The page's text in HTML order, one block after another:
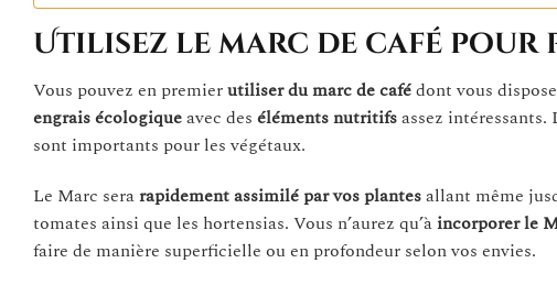
Utilisez le marc de café pour
Vous pouvez en premierutiliser du marc de cafédont vous
engrais écologiqueavec des éléments nutritifsassez
sont importants pour les végétaux.
Le Marc serarapidement assimilé par vos plantesallant même
tomates ainsi que les hortensias. Vous n’aurez qu’àincorporer le
faire de manière superficielle ou en profondeur selon vos envies.